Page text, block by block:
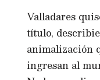
Valladares
título,
animalización
ingresan al